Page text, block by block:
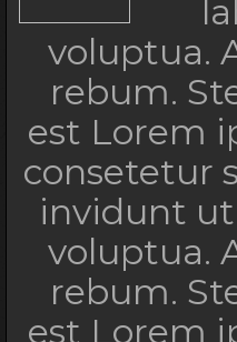
voluptua.
rebum.
est Lorem
consetetur
invidunt
voluptua.
rebum.
est Lorem